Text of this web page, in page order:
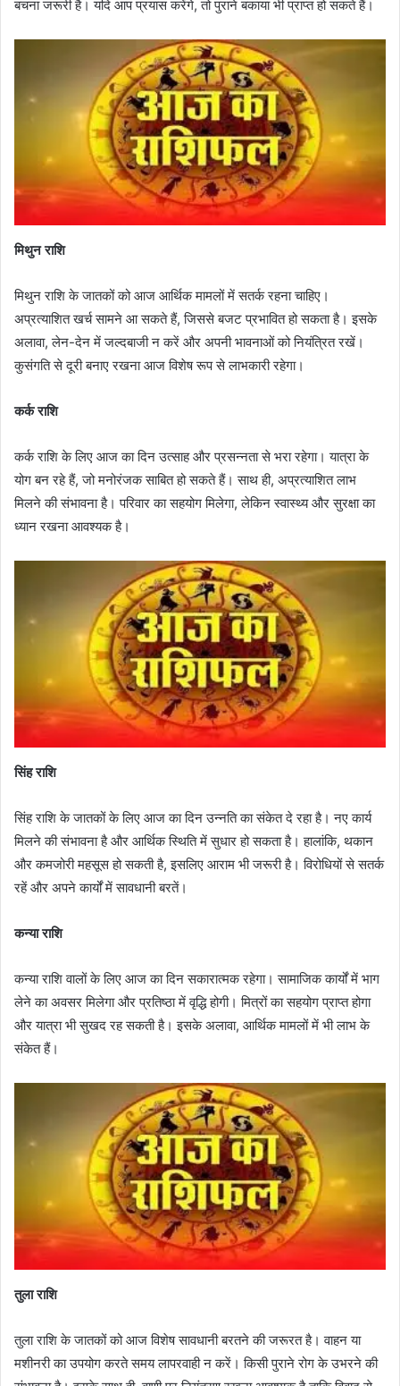
बचना जरूरी है। यदि आप प्रयास करेंगे, तो पुराने बकाया भी प्राप्त हो सकते हैं।
मिथुन राशि
मिथुन राशि के जातकों को आज आर्थिक मामलों में सतर्क रहना चाहिए।
अप्रत्याशित खर्च सामने आ सकते हैं, जिससे बजट प्रभावित हो सकता है। इसके
अलावा, लेन-देन में जल्दबाजी न करें और अपनी भावनाओं को नियंत्रित रखें।
कुसंगति से दूरी बनाए रखना आज विशेष रूप से लाभकारी रहेगा।
कर्क राशि
कर्क राशि के लिए आज का दिन उत्साह और प्रसन्नता से भरा रहेगा। यात्रा के
योग बन रहे हैं, जो मनोरंजक साबित हो सकते हैं। साथ ही, अप्रत्याशित लाभ
मिलने की संभावना है। परिवार का सहयोग मिलेगा, लेकिन स्वास्थ्य और सुरक्षा का
ध्यान रखना आवश्यक है।
सिंह राशि
सिंह राशि के जातकों के लिए आज का दिन उन्नति का संकेत दे रहा है। नए कार्य
मिलने की संभावना है और आर्थिक स्थिति में सुधार हो सकता है। हालांकि, थकान
और कमजोरी महसूस हो सकती है, इसलिए आराम भी जरूरी है। विरोधियों से सतर्क
रहें और अपने कार्यों में सावधानी बरतें।
कन्या राशि
कन्या राशि वालों के लिए आज का दिन सकारात्मक रहेगा। सामाजिक कार्यों में भाग
लेने का अवसर मिलेगा और प्रतिष्ठा में वृद्धि होगी। मित्रों का सहयोग प्राप्त होगा
और यात्रा भी सुखद रह सकती है। इसके अलावा, आर्थिक मामलों में भी लाभ के
संकेत हैं।
तुला राशि
तुला राशि के जातकों को आज विशेष सावधानी बरतने की जरूरत है। वाहन या
मशीनरी का उपयोग करते समय लापरवाही न करें। किसी पुराने रोग के उभरने की